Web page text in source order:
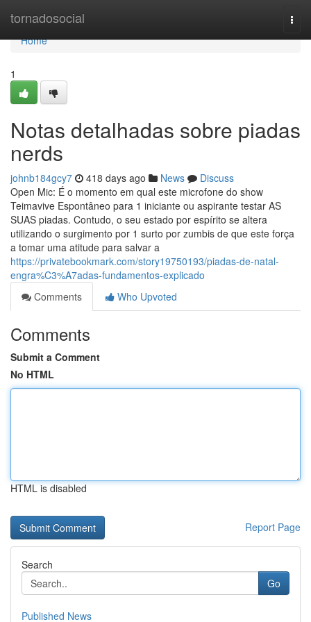
tornadosocial
Home
Home
1
Notas detalhadas sobre piadas
nerds
johnb184gcy7 418 days ago News
Discuss
Open Mic: É o momento em qual este microfone do show
Teimavive Espontâneo para 1 iniciante ou aspirante testar AS
SUAS piadas. Contudo, o seu estado por espírito se altera
utilizando o surgimento por 1 surto por zumbis de que este força
a tomar uma atitude para salvar a
https://privatebookmark.com/story19750193/piadas-de-natal-
engra%C3%A7adas-fundamentos-explicado
Comments
Who Upvoted
Comments
Submit a Comment
No HTML
HTML is disabled
Report Page
Search
Go
Published News